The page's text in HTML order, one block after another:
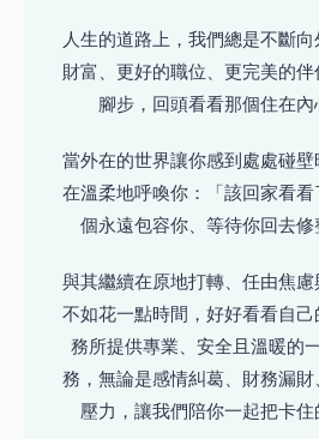
人生的道路上，我們總是不斷
財富、更好的職位、更完美的
腳步，回頭看看那個住在內
當外在的世界讓你感到處處碰
在溫柔地呼喚你：「該回家看
個永遠包容你、等待你回去修
與其繼續在原地打轉、任由焦慮
不如花一點時間，好好看看自
務所提供專業、安全且溫暖的
務，無論是感情糾葛、財務漏
壓力，讓我們陪你一起把卡住